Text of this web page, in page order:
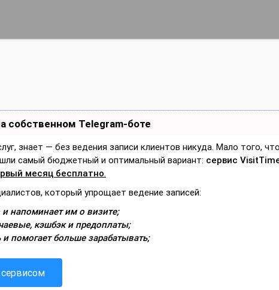
собственном Telegram-боте
знает — без ведения записи клиентов никуда. Мало того,
самый бюджетный и оптимальный вариант: сервис
месяц бесплатно.
который упрощает ведение записей:
напоминает им о визите;
кэшбэк и предоплаты;
помогает больше зарабатывать;